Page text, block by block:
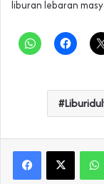
liburan lebaran